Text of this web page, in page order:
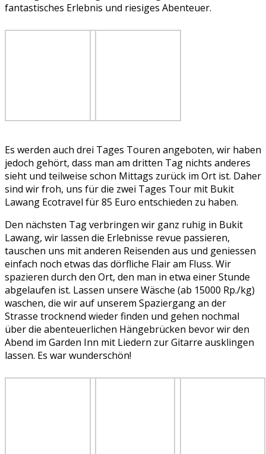
fantastisches Erlebnis und riesiges Abenteuer.
Es werden auch drei Tages Touren angeboten, wir haben
jedoch gehört, dass man am dritten Tag nichts anderes
sieht und teilweise schon Mittags zurück im Ort ist. Daher
sind wir froh, uns für die zwei Tages Tour mit Bukit
Lawang Ecotravel für 85 Euro entschieden zu haben.
Den nächsten Tag verbringen wir ganz ruhig in Bukit
Lawang, wir lassen die Erlebnisse revue passieren,
tauschen uns mit anderen Reisenden aus und geniessen
einfach noch etwas das dörfliche Flair am Fluss. Wir
spazieren durch den Ort, den man in etwa einer Stunde
abgelaufen ist. Lassen unsere Wäsche (ab 15000 Rp./kg)
waschen, die wir auf unserem Spaziergang an der
Strasse trocknend wieder finden und gehen nochmal
über die abenteuerlichen Hängebrücken bevor wir den
Abend im Garden Inn mit Liedern zur Gitarre ausklingen
lassen. Es war wunderschön!